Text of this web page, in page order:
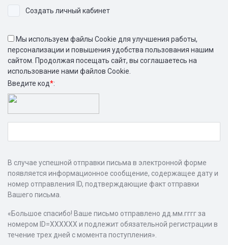
Создать личный кабинет
Мы используем файлы Cookie для улучшения работы,
персонализации и повышения удобства пользования нашим
сайтом. Продолжая посещать сайт, вы соглашаетесь на
использование нами файлов Cookie.
Введите код*:
В случае успешной отправки письма в электронной форме
появляется информационное сообщение, содержащее дату и
номер отправления ID, подтверждающие факт отправки
Вашего письма.
«Большое спасибо! Ваше письмо отправлено дд.мм.гггг за
номером ID=ХХХХХХ и подлежит обязательной регистрации в
течение трех дней с момента поступления».